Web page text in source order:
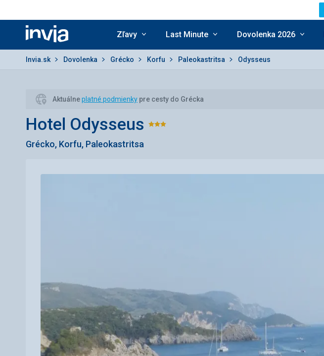
Invia.sk
Zľavy Last Minute Dovolenka 2026
Invia.sk Dovolenka Grécko Korfu Paleokastritsa Odysseus
Aktuálneplatné podmienky pre cesty do Grécka
Hotel Odysseus Hodnotenie:
Grécko, Korfu, Paleokastritsa